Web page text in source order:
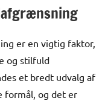
er en vigtig faktor,
og stilfuld
et bredt udvalg af
formål, og det er